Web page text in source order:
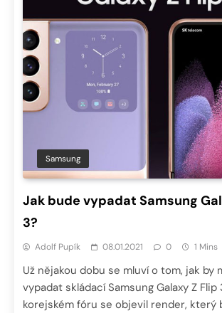
Samsung
Jak bude vypadat Samsung
3?
Adolf Pupík 08.01.2021 0 1 Mins
Už nějakou dobu se mluví o tom, jak by
vypadat skládací Samsung Galaxy Z Flip
korejském fóru se objevil render, který